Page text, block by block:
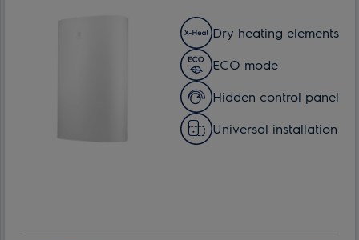
Dry heating elements
ECO mode
Hidden control panel
Universal installation